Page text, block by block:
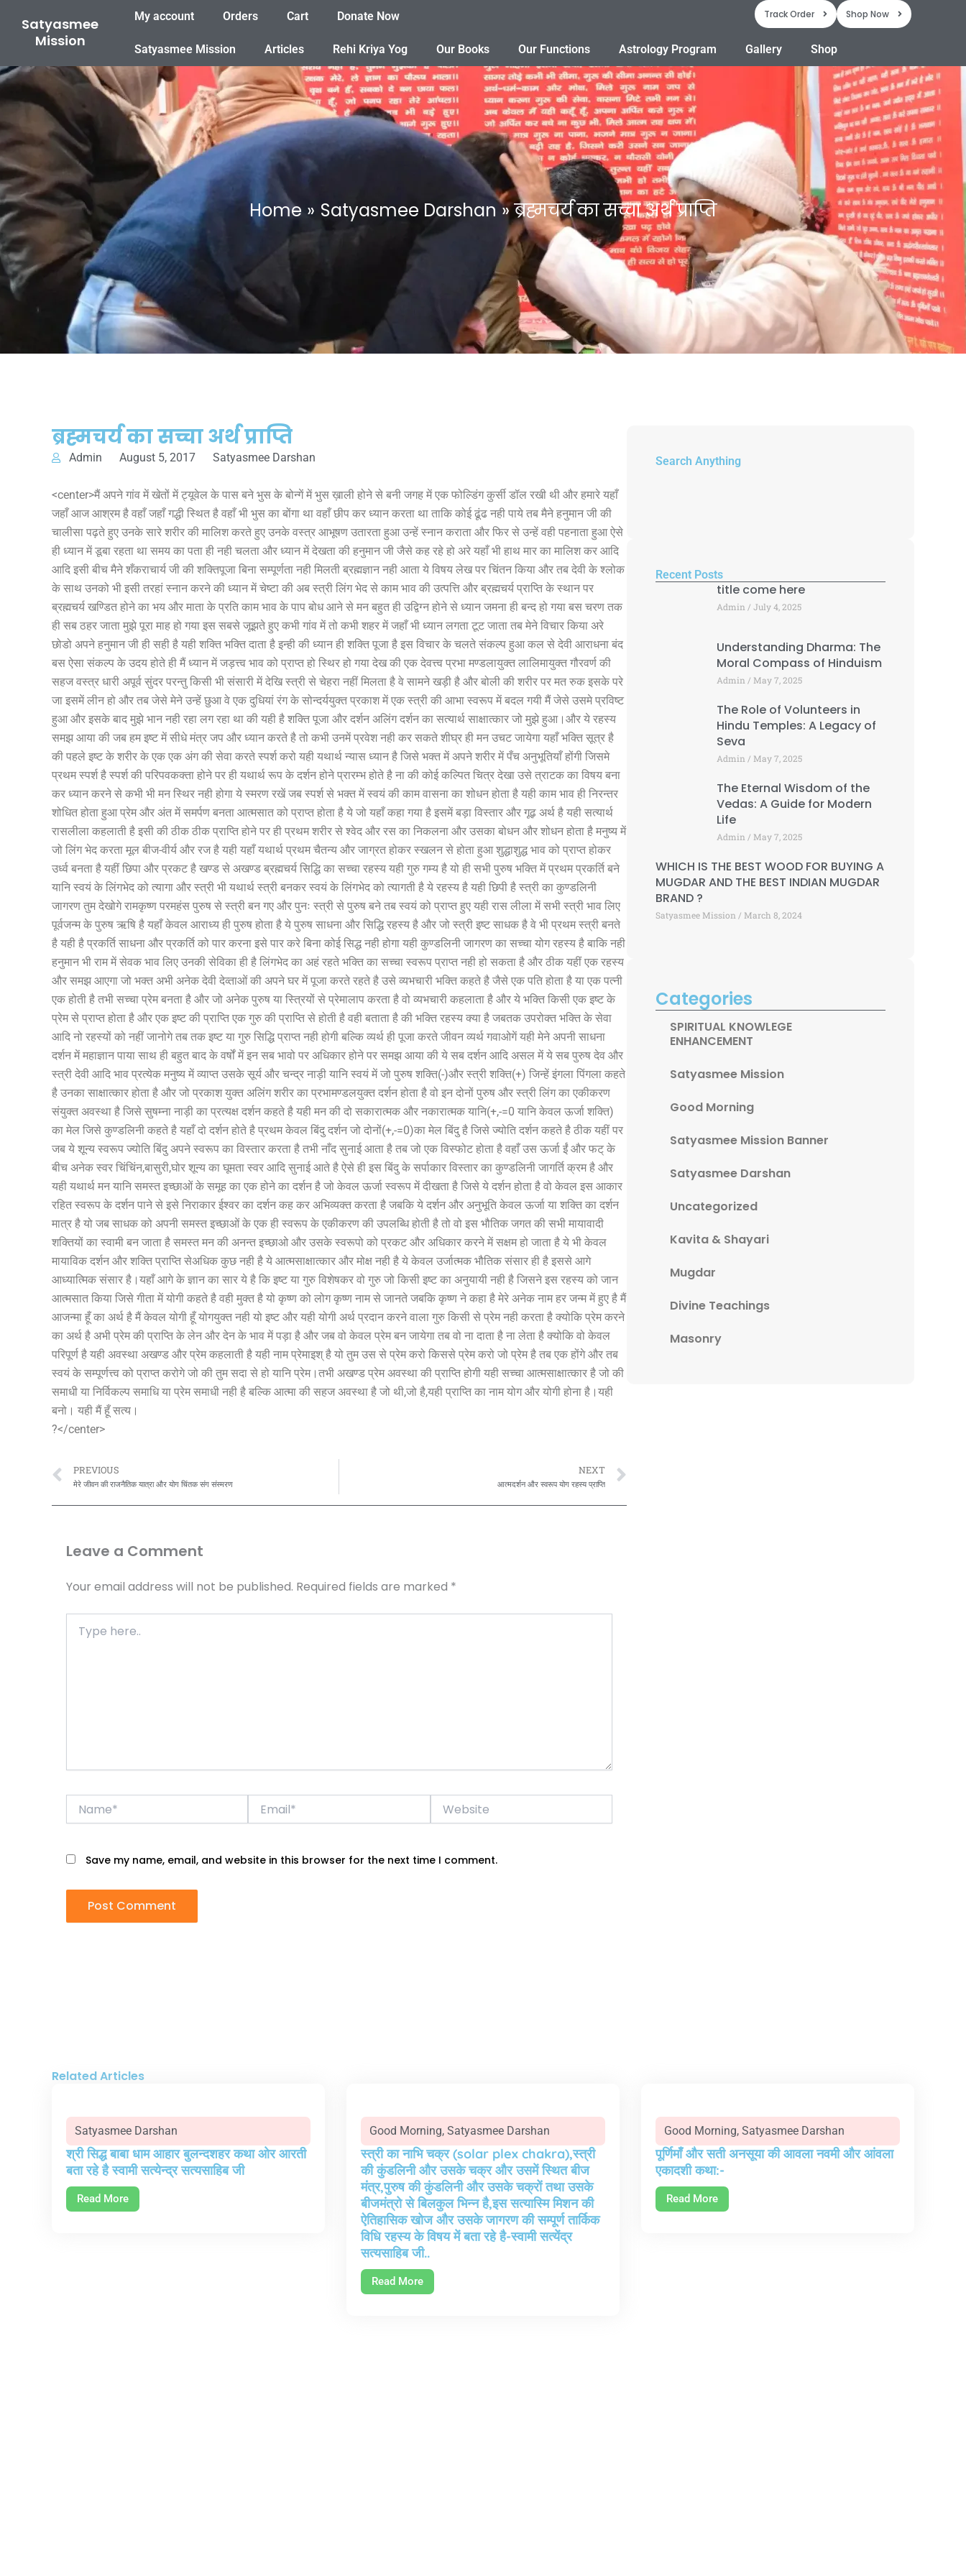
content
Satyasmee
Mission
My account Orders Cart Donate Now Track Order Shop Now
Satyasmee Mission Articles Rehi Kriya Yog Our Books Our Functions Astrology Program Gallery Shop
Home Satyasmee Darshan ब्रह्मचर्य का सच्चा अर्थ प्राप्ति
ब्रह्मचर्य का सच्चा अर्थ प्राप्ति
Admin August 5, 2017 Satyasmee Darshan
<center>मैं अपने गांव में खेतों में ट्यूवेल के पास बने भुस के बोन्गें में भुस ख़ाली होने से बनी जगह में एक फोल्डिंग कुर्सी डॉल रखी थी और हमारे यहाँ
जहाँ आज आश्रम है वहाँ जहाँ गद्धी स्थित है वहाँ भी भुस का बोंगा था वहाँ छीप कर ध्यान करता था ताकि कोई ढूंढ नही पाये तब मैने हनुमान जी की
चालीसा पढ़ते हुए उनके सारे शरीर की मालिश करते हुए उनके वस्त्र आभूषण उतारता हुआ उन्हें स्नान कराता और फिर से उन्हें वही पहनाता हुआ ऐसे
ही ध्यान में डूबा रहता था समय का पता ही नही चलता और ध्यान में देखता की हनुमान जी जैसे कह रहे हो अरे यहाँ भी हाथ मार का मालिश कर आदि
आदि इसी बीच मैने शँकराचार्य जी की शक्तिपूजा बिना सम्पूर्णता नही मिलती ब्रह्मज्ञान नही आता ये विषय लेख पर चिंतन किया और तब देवी के श्लोक
के साथ उनको भी इसी तरहां स्नान करने की ध्यान में चेष्टा की अब स्त्री लिंग भेद से काम भाव की उत्पत्ति और ब्रह्मचर्य प्राप्ति के स्थान पर
ब्रह्मचर्य खण्डित होने का भय और माता के प्रति काम भाव के पाप बोध आने से मन बहुत ही उद्विग्न होने से ध्यान जमना ही बन्द हो गया बस चरण तक
ही सब ठहर जाता मुझे पूरा माह हो गया इस सबसे जूझते हुए कभी गांव में तो कभी शहर में जहाँ भी ध्यान लगता टूट जाता तब मेने विचार किया अरे
छोडो अपने हनुमान जी ही सही है यही शक्ति भक्ति दाता है इन्ही की ध्यान ही शक्ति पूजा है इस विचार के चलते संकल्प हुआ कल से देवी आराधना बंद
बस ऐसा संकल्प के उदय होते ही मैं ध्यान में जड़त्त्व भाव को प्राप्त हो स्थिर हो गया देख की एक देवत्त्व प्रभा मण्डलायुक्त लालिमायुक्त गौरवर्ण की
सहज वस्त्र धारी अपूर्व सुंदर परन्तु किसी भी संसारी में देखि स्त्री से चेहरा नहीं मिलता है वे सामने खड़ी है और बोली की शरीर पर मत रुक इसके परे
जा इसमें लीन हो और तब जेसे मेने उन्हें छुआ वे एक दुधियां रंग के सोन्दर्ययुक्त प्रकाश में एक स्त्री की आभा स्वरूप में बदल गयी मैं जेसे उसमे प्रविष्ट
हुआ और इसके बाद मुझे भान नही रहा लग रहा था की यही है शक्ति पूजा और दर्शन अलिंग दर्शन का सत्यार्थ साक्षात्कार जो मुझे हुआ।और ये रहस्य
समझ आया की जब हम इष्ट में सीधे मंत्र जप और ध्यान करते है तो कभी उनमें प्रवेश नही कर सकते शीघ्र ही मन उचट जायेगा यहाँ भक्ति सूत्र है
की पहले इष्ट के शरीर के एक एक अंग की सेवा करते स्पर्श करो यही यथार्थ न्यास ध्यान है जिसे भक्त में अपने शरीर में पँच अनुभूतियाँ होंगी जिसमे
प्रथम स्पर्श है स्पर्श की परिपवकक्ता होने पर ही यथार्थ रूप के दर्शन होने प्रारम्भ होते है ना की कोई कल्पित चित्र देखा उसे त्राटक का विषय बना
कर ध्यान करने से कभी भी मन स्थिर नही होगा ये स्मरण रखें जब स्पर्श से भक्त में स्वयं की काम वासना का शोधन होता है यही काम भाव ही निरन्तर
शोधित होता हुआ प्रेम और अंत में समर्पण बनता आत्मसात को प्राप्त होता है ये जो यहाँ कहा गया है इसमें बड़ा विस्तार और गूढ़ अर्थ है यही सत्यार्थ
रासलीला कहलाती है इसी की ठीक ठीक प्राप्ति होने पर ही प्रथम शरीर से श्वेद और रस का निकलना और उसका बोधन और शोधन होता है मनुष्य में
जो लिंग भेद करता मूल बीज-वीर्य और रज है यही यहाँ यथार्थ प्रथम चैतन्य और जाग्रत होकर स्खलन से होता हुआ शुद्धाशुद्ध भाव को प्राप्त होकर
उर्ध्व बनता है यहीं छिपा और प्रकट है खण्ड से अखण्ड ब्रह्मचर्य सिद्धि का सच्चा रहस्य यही गुरु गम्य है यो ही सभी पुरुष भक्ति में प्रथम प्रकर्ति बने
यानि स्वयं के लिंगभेद को त्यागा और स्त्री भी यथार्थ स्त्री बनकर स्वयं के लिंगभेद को त्यागती है ये रहस्य है यही छिपी है स्त्री का कुण्डलिनी
जागरण तुम देखोगे रामकृष्ण परमहंस पुरुष से स्त्री बन गए और पुनः स्त्री से पुरुष बने तब स्वयं को प्राप्त हुए यही रास लीला में सभी स्त्री भाव लिए
पूर्वजन्म के पुरुष ऋषि है यहाँ केवल आराध्य ही पुरुष होता है ये पुरुष साधना और सिद्धि रहस्य है और जो स्त्री इष्ट साधक है वे भी प्रथम स्त्री बनते
है यही है प्रकर्ति साधना और प्रकर्ति को पार करना इसे पार करे बिना कोई सिद्ध नही होगा यही कुण्डलिनी जागरण का सच्चा योग रहस्य है बाकि नही
हनुमान भी राम में सेवक भाव लिए उनकी सेविका ही है लिंगभेद का अहं रहते भक्ति का सच्चा स्वरूप प्राप्त नही हो सकता है और ठीक यहीं एक रहस्य
और समझ आएगा जो भक्त अभी अनेक देवी देव्ताओं की अपने घर में पूजा करते रहते है उसे व्यभचारी भक्ति कहते है जैसे एक पति होता है या एक पत्नी
एक होती है तभी सच्चा प्रेम बनता है और जो अनेक पुरुष या स्त्रियों से प्रेमालाप करता है वो व्यभचारी कहलाता है और ये भक्ति किसी एक इष्ट के
प्रेम से प्राप्त होता है और एक इष्ट की प्राप्ति एक गुरु की प्राप्ति से होती है वही बताता है की भक्ति रहस्य क्या है जबतक उपरोक्त भक्ति के सेवा
आदि नो रहस्यों को नहीं जानोगे तब तक इष्ट या गुरु सिद्धि प्राप्त नही होगी बल्कि व्यर्थ ही पूजा करते जीवन व्यर्थ गवाओगें यही मेने अपनी साधना
दर्शन में महाज्ञान पाया साथ ही बहुत बाद के वर्षों में इन सब भावो पर अधिकार होने पर समझ आया की ये सब दर्शन आदि असल में ये सब पुरुष देव और
स्त्री देवी आदि भाव प्रत्येक मनुष्य में व्याप्त उसके सूर्य और चन्द्र नाड़ी यानि स्वयं में जो पुरुष शक्ति(-)और स्त्री शक्ति(+) जिन्हें इंगला पिंगला कहते
है उनका साक्षात्कार होता है और जो प्रकाश युक्त अलिंग शरीर का प्रभामण्डलयुक्त दर्शन होता है वो इन दोनों पुरुष और स्त्री लिंग का एकीकरण
संयुक्त अवस्था है जिसे सुषम्ना नाड़ी का प्रत्यक्ष दर्शन कहते है यही मन की दो सकारात्मक और नकारात्मक यानि(+,-=0 यानि केवल ऊर्जा शक्ति)
का मेल जिसे कुण्डलिनी कहते है यहाँ दो दर्शन होते है प्रथम केवल बिंदु दर्शन जो दोनों(+,-=0)का मेल बिंदु है जिसे ज्योति दर्शन कहते है ठीक यहीं पर
जब ये शून्य स्वरूप ज्योति बिंदु अपने स्वरूप का विस्तार करता है तभी नाँद सुनाई आता है तब जो एक विस्फोट होता है वहाँ उस ऊर्जा ईं और फट् के
बीच अनेक स्वर चिंचिंन,बासुरी,घोर शून्य का घूमता स्वर आदि सुनाई आते है ऐसे ही इस बिंदु के सर्पाकार विस्तार का कुण्डलिनी जागर्ति क्रम है और
यही यथार्थ मन यानि समस्त इच्छाओं के समूह का एक होने का दर्शन है जो केवल ऊर्जा स्वरूप में दीखता है जिसे ये दर्शन होता है वो केवल इस आकार
रहित स्वरूप के दर्शन पाने से इसे निराकार ईश्वर का दर्शन कह कर अभिव्यक्त करता है जबकि ये दर्शन और अनुभूति केवल ऊर्जा या शक्ति का दर्शन
मात्र है यो जब साधक को अपनी समस्त इच्छाओं के एक ही स्वरूप के एकीकरण की उपलब्धि होती है तो वो इस भौतिक जगत की सभी मायावादी
शक्तियों का स्वामी बन जाता है समस्त मन की अनन्त इच्छाओ और उसके स्वरूपो को प्रकट और अधिकार करने में सक्षम हो जाता है ये भी केवल
मायाविक दर्शन और शक्ति प्राप्ति सेअधिक कुछ नही है ये आत्मसाक्षात्कार और मोक्ष नही है ये केवल उर्जात्मक भौतिक संसार ही है इससे आगे
आध्यात्मिक संसार है।यहाँ आगे के ज्ञान का सार ये है कि इष्ट या गुरु विशेषकर वो गुरु जो किसी इष्ट का अनुयायी नही है जिसने इस रहस्य को जान
आत्मसात किया जिसे गीता में योगी कहते है वही मुक्त है यो कृष्ण को लोग कृष्ण नाम से जानते जबकि कृष्ण ने कहा है मेरे अनेक नाम हर जन्म में हुए है मैं
आजन्मा हूँ का अर्थ है मैं केवल योगी हूँ योगयुक्त नही यो इष्ट और यही योगी अर्थ प्रदान करने वाला गुरु किसी से प्रेम नही करता है क्योकि प्रेम करने
का अर्थ है अभी प्रेम की प्राप्ति के लेन और देन के भाव में पड़ा है और जब वो केवल प्रेम बन जायेगा तब वो ना दाता है ना लेता है क्योकि वो केवल
परिपूर्ण है यही अवस्था अखण्ड और प्रेम कहलाती है यही नाम प्रेमाइश् है यो तुम उस से प्रेम करो किससे प्रेम करो जो प्रेम है तब एक होंगे और तब
स्वयं के सम्पूर्णत्त्व को प्राप्त करोगे जो की तुम सदा से हो यानि प्रेम।तभी अखण्ड प्रेम अवस्था की प्राप्ति होगी यही सच्चा आत्मसाक्षात्कार है जो की
समाधी या निर्विकल्प समाधि या प्रेम समाधी नही है बल्कि आत्मा की सहज अवस्था है जो थी,जो है,यही प्राप्ति का नाम योग और योगी होना है।यही
बनो। यही मैं हूँ सत्य।
?</center>
Prev
PREVIOUS
मेरे जीवन की राजनैतिक यात्रा और योग चिंतक संग संस्मरण
NEXT
आत्मदर्शन और स्वरूप योग रहस्य प्राप्ति
Leave a Comment
Your email address will not be published. Required fields are marked *
here..
Website
Save my name, email, and website in this browser for the next time I comment.
Search Anything
Recent Posts
title come here
Admin July 4, 2025
Understanding Dharma: The
Moral Compass of Hinduism
Admin May 7, 2025
The Role of Volunteers in
Hindu Temples: A Legacy of
Seva
Admin May 7, 2025
The Eternal Wisdom of the
Vedas: A Guide for Modern
Life
Admin May 7, 2025
WHICH IS THE BEST WOOD FOR BUYING A
MUGDAR AND THE BEST INDIAN MUGDAR
BRAND ?
Satyasmee Mission March 8, 2024
Categories
SPIRITUAL KNOWLEGE
ENHANCEMENT
Satyasmee Mission
Good Morning
Satyasmee Mission Banner
Satyasmee Darshan
Uncategorized
Kavita & Shayari
Mugdar
Divine Teachings
Masonry
Related Articles
Satyasmee Darshan
श्री सिद्ध बाबा धाम आहार बुलन्दशहर कथा ओर आरती
बता रहे है स्वामी सत्येन्द्र सत्यसाहिब जी
Read More
Good Morning, Satyasmee Darshan
स्त्री का नाभि चक्र (solar plex chakra),स्त्री
की कुंडलिनी और उसके चक्र और उसमें स्थित बीज
मंत्र,पुरुष की कुंडलिनी और उसके चक्रों तथा उसके
बीजमंत्रो से बिलकुल भिन्न है,इस सत्यास्मि मिशन की
ऐतिहासिक खोज और उसके जागरण की सम्पूर्ण तार्किक
विधि रहस्य के विषय में बता रहे है-स्वामी सत्येंद्र
सत्यसाहिब जी..
Read More
Good Morning, Satyasmee Darshan
पूर्णिमाँ और सती अनसूया की आवला नवमी और आंवला
एकादशी कथा:-
Read More